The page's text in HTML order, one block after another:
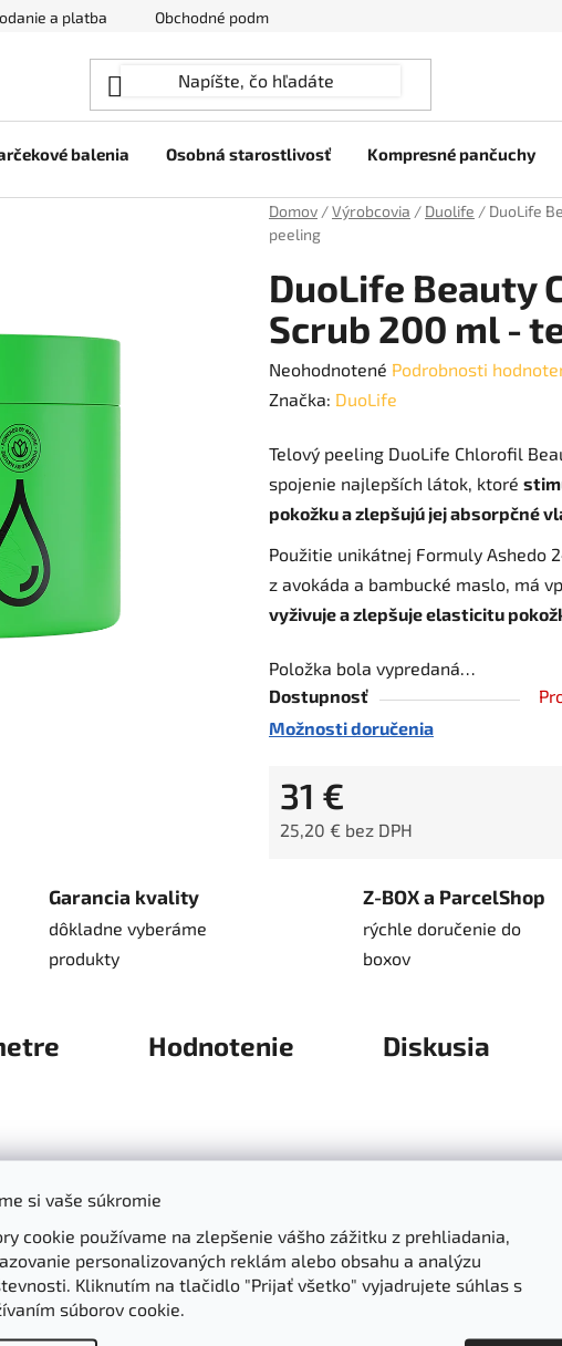
si vaše súkromie
cookie používame na zlepšenie vášho zážitku z prehliadania,
personalizovaných reklám alebo obsahu a analýzu
Kliknutím na tlačidlo "Prijať všetko" vyjadrujete súhlas s
súborov cookie.
a platba Obchodné podmienky
balenia Osobná starostlivosť Kompresné pančuchy
Domov /Výrobcovia / Duolife / DuoLife
peeling
DuoLife Beauty
Scrub 200 ml -
Priemerné
hodnotenie
je
0,0
z
5
hviezdičiek.
Neohodnotené Podrobnosti
Značka: DuoLife
Telový peeling DuoLife Chlorofil
spojenie najlepších látok, ktoré
pokožku a zlepšujú jej absorpčné
Použitie unikátnej Formuly
z avokáda a bambucké maslo, má
vyživuje a zlepšuje elasticitu
Položka bola vypredaná…
Dostupnosť
Možnosti doručenia
31 €
25,20 € bez DPH
Garancia kvality
dôkladne vyberáme
produkty
Z-BOX a ParcelShop
rýchle doručenie do
boxov
Hodnotenie Diskusia
prémiový telový peeling, ktorý ponúka jedinečnú kombináciu
jeho zloženia je revolučná
hĺbkovú výživu a zlepšenie elasticity pokožky.